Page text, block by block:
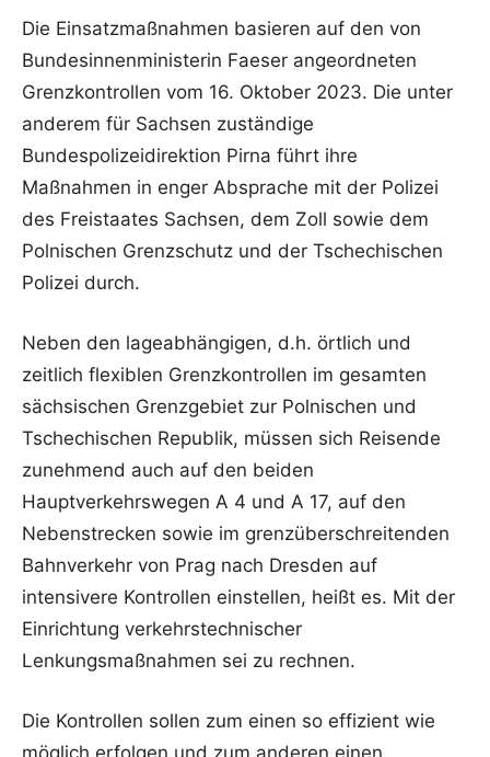
Die Einsatzmaßnahmen basieren auf den von
Bundesinnenministerin Faeser angeordneten
Grenzkontrollen vom 16. Oktober 2023. Die unter
anderem für Sachsen zuständige
Bundespolizeidirektion Pirna führt ihre
Maßnahmen in enger Absprache mit der Polizei
des Freistaates Sachsen, dem Zoll sowie dem
Polnischen Grenzschutz und der Tschechischen
Polizei durch.
Neben den lageabhängigen, d.h. örtlich und
zeitlich flexiblen Grenzkontrollen im gesamten
sächsischen Grenzgebiet zur Polnischen und
Tschechischen Republik, müssen sich Reisende
zunehmend auch auf den beiden
Hauptverkehrswegen A 4 und A 17, auf den
Nebenstrecken sowie im grenzüberschreitenden
Bahnverkehr von Prag nach Dresden auf
intensivere Kontrollen einstellen, heißt es. Mit der
Einrichtung verkehrstechnischer
Lenkungsmaßnahmen sei zu rechnen.
Die Kontrollen sollen zum einen so effizient wie
möglich erfolgen und zum anderen einen